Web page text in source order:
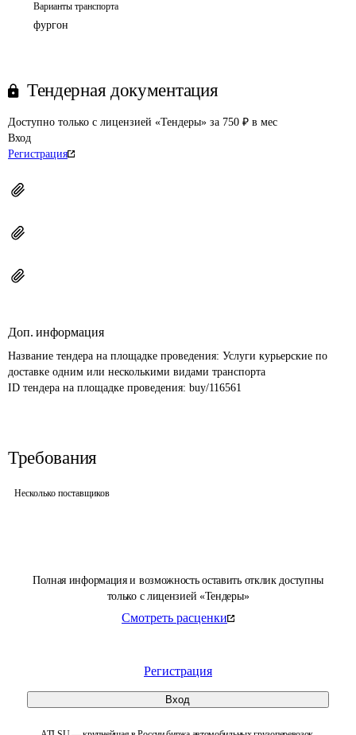
Полная информация и возможность оставить отклик доступны
только с лицензией «Тендеры»
Смотреть расценки
Регистрация
Вход
Варианты транспорта
фургон
Тендерная документация
Доступно только с лицензией «Тендеры» за 750 ₽ в мес
Вход
Регистрация
Доп. информация
Название тендера на площадке проведения: Услуги курьерские по
доставке одним или несколькими видами транспорта
ID тендера на площадке проведения: buy/116561
Требования
Несколько поставщиков